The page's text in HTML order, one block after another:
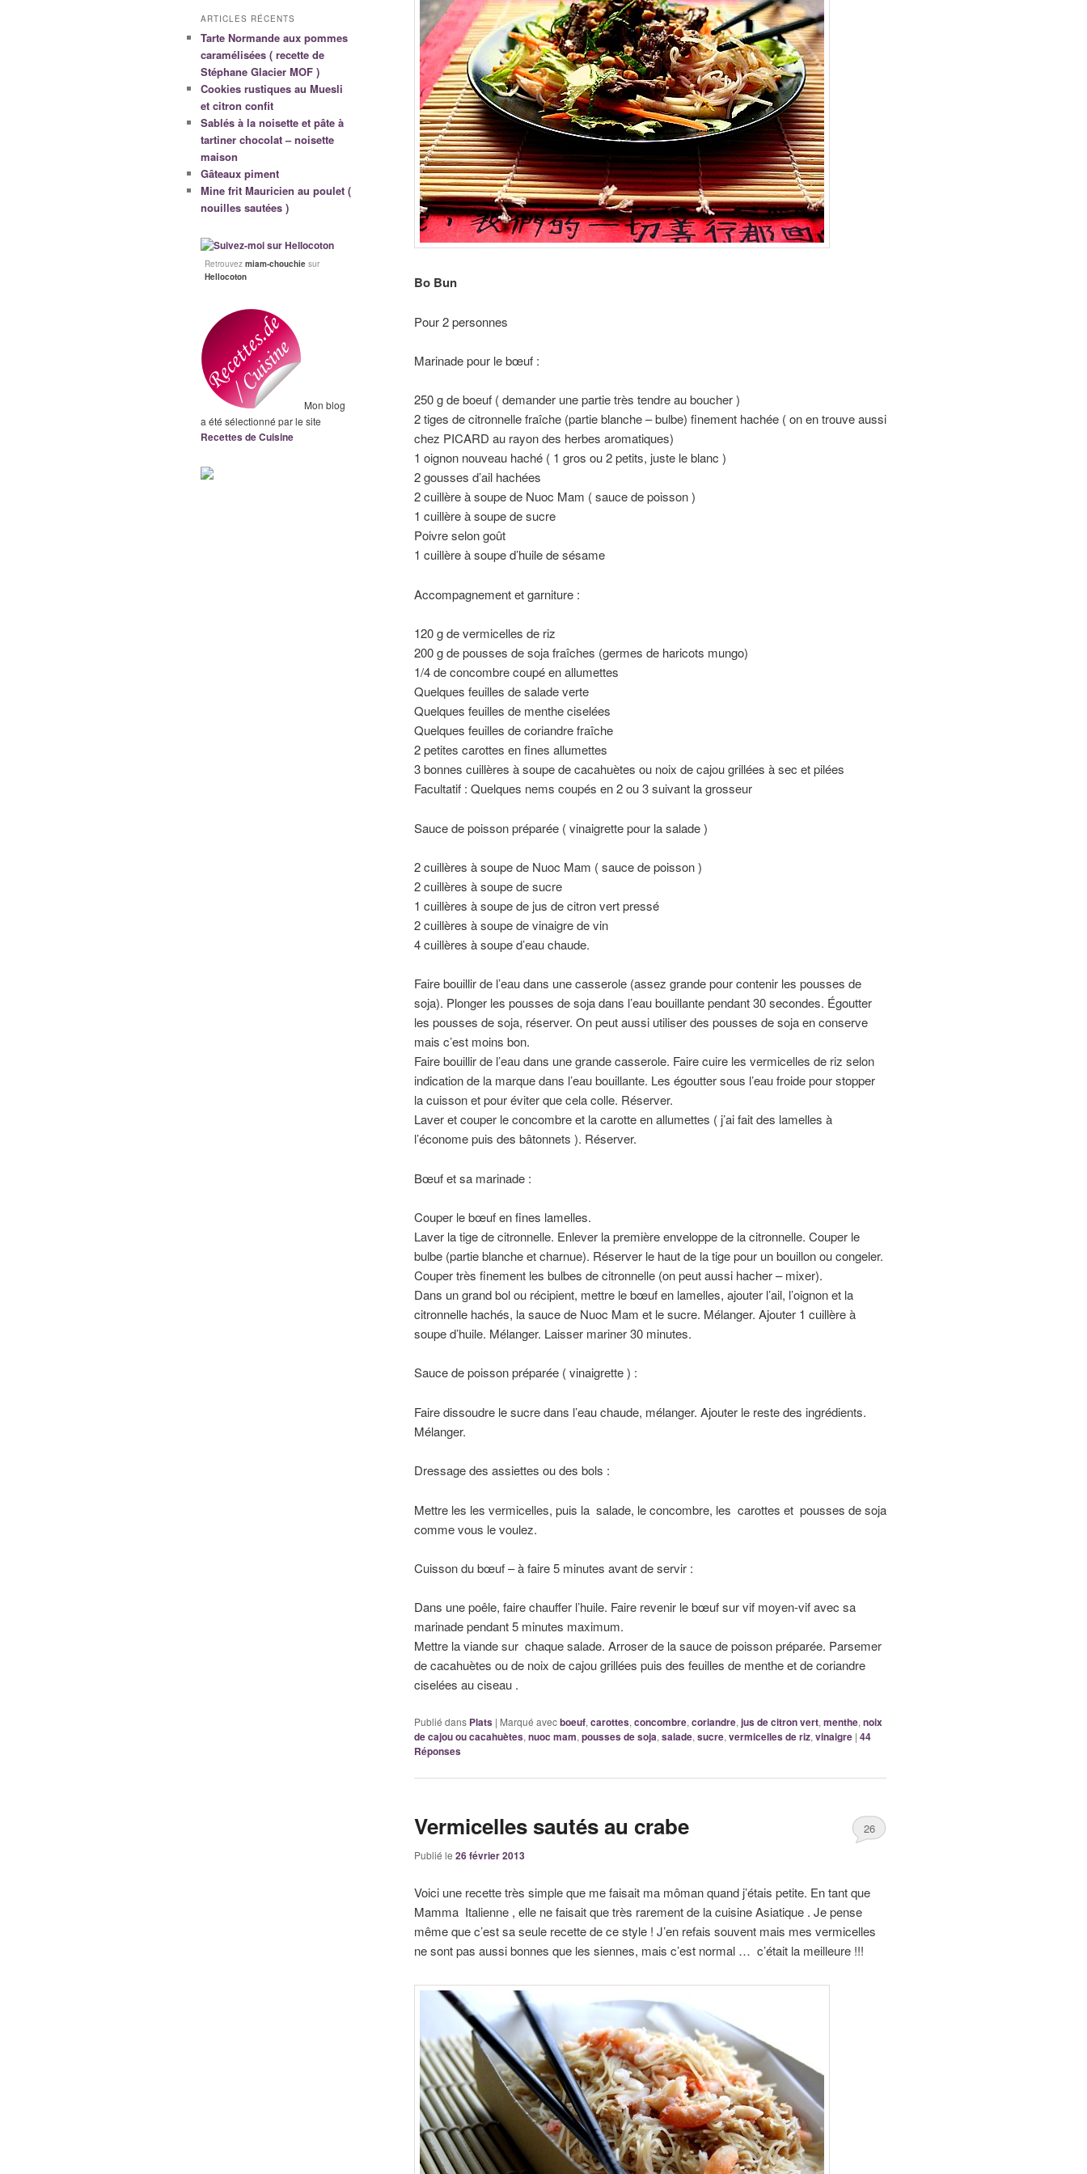
Bo Bun
Pour 2 personnes
Marinade pour le bœuf :
250 g de boeuf ( demander une partie très tendre au boucher )
2 tiges de citronnelle fraîche (partie blanche – bulbe) finement hachée ( on en trouve aussi
chez PICARD au rayon des herbes aromatiques)
1 oignon nouveau haché ( 1 gros ou 2 petits, juste le blanc )
2 gousses d’ail hachées
2 cuillère à soupe de Nuoc Mam ( sauce de poisson )
1 cuillère à soupe de sucre
Poivre selon goût
1 cuillère à soupe d’huile de sésame
Accompagnement et garniture :
120 g de vermicelles de riz
200 g de pousses de soja fraîches (germes de haricots mungo)
1/4 de concombre coupé en allumettes
Quelques feuilles de salade verte
Quelques feuilles de menthe ciselées
Quelques feuilles de coriandre fraîche
2 petites carottes en fines allumettes
3 bonnes cuillères à soupe de cacahuètes ou noix de cajou grillées à sec et pilées
Facultatif : Quelques nems coupés en 2 ou 3 suivant la grosseur
Sauce de poisson préparée ( vinaigrette pour la salade )
2 cuillères à soupe de Nuoc Mam ( sauce de poisson )
2 cuillères à soupe de sucre
1 cuillères à soupe de jus de citron vert pressé
2 cuillères à soupe de vinaigre de vin
4 cuillères à soupe d’eau chaude.
Faire bouillir de l’eau dans une casserole (assez grande pour contenir les pousses de
soja). Plonger les pousses de soja dans l’eau bouillante pendant 30 secondes. Égoutter
les pousses de soja, réserver. On peut aussi utiliser des pousses de soja en conserve
mais c’est moins bon.
Faire bouillir de l’eau dans une grande casserole. Faire cuire les vermicelles de riz selon
indication de la marque dans l’eau bouillante. Les égoutter sous l’eau froide pour stopper
la cuisson et pour éviter que cela colle. Réserver.
Laver et couper le concombre et la carotte en allumettes ( j’ai fait des lamelles à
l’économe puis des bâtonnets ). Réserver.
Bœuf et sa marinade :
Couper le bœuf en fines lamelles.
Laver la tige de citronnelle. Enlever la première enveloppe de la citronnelle. Couper le
bulbe (partie blanche et charnue). Réserver le haut de la tige pour un bouillon ou congeler.
Couper très finement les bulbes de citronnelle (on peut aussi hacher – mixer).
Dans un grand bol ou récipient, mettre le bœuf en lamelles, ajouter l’ail, l’oignon et la
citronnelle hachés, la sauce de Nuoc Mam et le sucre. Mélanger. Ajouter 1 cuillère à
soupe d’huile. Mélanger. Laisser mariner 30 minutes.
Sauce de poisson préparée ( vinaigrette ) :
Faire dissoudre le sucre dans l’eau chaude, mélanger. Ajouter le reste des ingrédients.
Mélanger.
Dressage des assiettes ou des bols :
Mettre les les vermicelles, puis la salade, le concombre, les carottes et pousses de soja
comme vous le voulez.
Cuisson du bœuf – à faire 5 minutes avant de servir :
Dans une poêle, faire chauffer l’huile. Faire revenir le bœuf sur vif moyen-vif avec sa
marinade pendant 5 minutes maximum.
Mettre la viande sur chaque salade. Arroser de la sauce de poisson préparée. Parsemer
de cacahuètes ou de noix de cajou grillées puis des feuilles de menthe et de coriandre
ciselées au ciseau .
Publié dans Plats | Marqué avecboeuf, carottes, concombre, coriandre, jus de citron vert, menthe, noix
de cajou ou cacahuètes, nuoc mam, pousses de soja, salade, sucre, vermicelles de riz, vinaigre | 44
Réponses
Vermicelles sautés au crabe
Publié le 26 février 2013
26
Voici une recette très simple que me faisait ma môman quand j’étais petite. En tant que
Mamma Italienne , elle ne faisait que très rarement de la cuisine Asiatique . Je pense
même que c’est sa seule recette de ce style ! J’en refais souvent mais mes vermicelles
ne sont pas aussi bonnes que les siennes, mais c’est normal … c’était la meilleure !!!
ARTICLES RÉCENTS
Tarte Normande aux pommes
caramélisées ( recette de
Stéphane Glacier MOF )
Cookies rustiques au Muesli
et citron confit
Sablés à la noisette et pâte à
tartiner chocolat – noisette
maison
Gâteaux piment
Mine frit Mauricien au poulet (
nouilles sautées )
Retrouvez miam-chouchie sur
Hellocoton
Mon blog
a été sélectionné par le site
Recettes de Cuisine